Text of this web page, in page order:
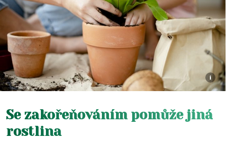
i
Se zakořeňováním pomůže jiná
rostlina